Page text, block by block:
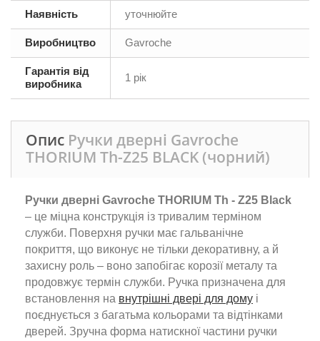
Наявність уточнюйте
Виробництво Gavroche
Гарантія від
виробника
1 рік
Опис Ручки дверні Gavroche
THORIUM Th-Z25 BLACK (чорний)
Ручки дверні Gavroche THORIUM Th - Z25 Black
– це міцна конструкція із тривалим терміном
служби. Поверхня ручки має гальванічне
покриття, що виконує не тільки декоративну, а й
захисну роль – воно запобігає корозії металу та
продовжує термін служби. Ручка призначена для
встановлення на внутрішні двері для дому і
поєднується з багатьма кольорами та відтінками
дверей. Зручна форма натискної частини ручки